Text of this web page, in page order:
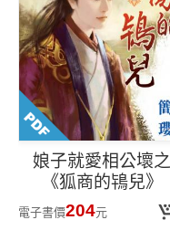
娘子就愛相公壞之
《狐商的鴇兒》
電子書價204元